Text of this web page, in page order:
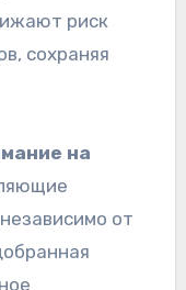
риск
сохраняя
на
от